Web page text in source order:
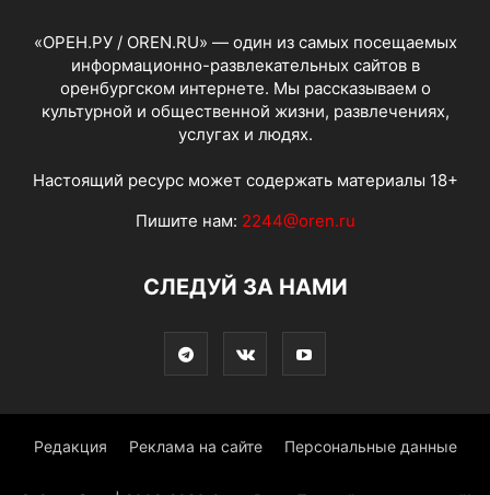
«ОРЕН.РУ / OREN.RU» — один из самых посещаемых
информационно-развлекательных сайтов в
оренбургском интернете. Мы рассказываем о
культурной и общественной жизни, развлечениях,
услугах и людях.
Настоящий ресурс может содержать материалы 18+
Пишите нам: 2244@oren.ru
СЛЕДУЙ ЗА НАМИ
Редакция Реклама на сайте Персональные данные